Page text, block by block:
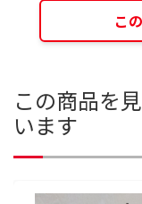
こ
この商品を
います